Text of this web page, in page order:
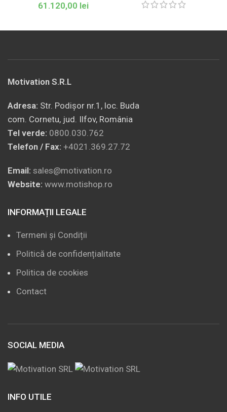
61.120,00 lei
Motivation S.R.L
Adresa: Str. Podișor nr.1, loc. Buda
com. Cornetu, jud. Ilfov, România
Tel verde: 0800.030.762
Telefon / Fax: +4021.369.27.72
Email: sales@motivation.ro
Website: www.motishop.ro
INFORMAȚII LEGALE
Termeni și Condiții
Politică de confidențialitate
Politica de cookies
Contact
SOCIAL MEDIA
INFO UTILE